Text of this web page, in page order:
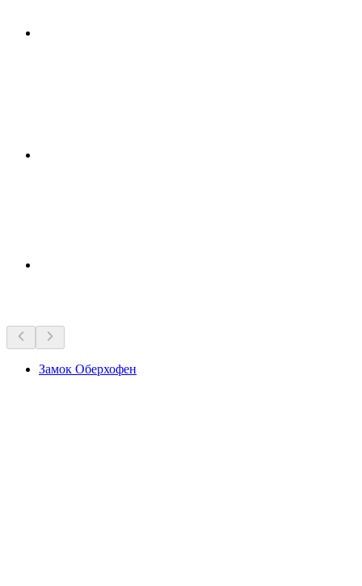
Замок Оберхофен